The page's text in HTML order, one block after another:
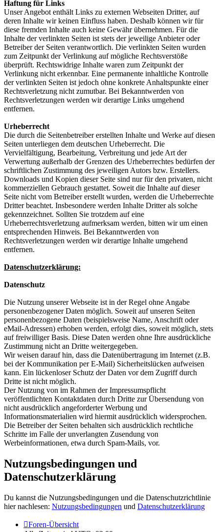
Haftung für Links
Unser Angebot enthält Links zu externen Webseiten Dritter, auf
deren Inhalte wir keinen Einfluss haben. Deshalb können wir für
diese fremden Inhalte auch keine Gewähr übernehmen. Für die
Inhalte der verlinkten Seiten ist stets der jeweilige Anbieter oder
Betreiber der Seiten verantwortlich. Die verlinkten Seiten wurden
zum Zeitpunkt der Verlinkung auf mögliche Rechtsverstöße
überprüft. Rechtswidrige Inhalte waren zum Zeitpunkt der
Verlinkung nicht erkennbar. Eine permanente inhaltliche Kontrolle
der verlinkten Seiten ist jedoch ohne konkrete Anhaltspunkte einer
Rechtsverletzung nicht zumutbar. Bei Bekanntwerden von
Rechtsverletzungen werden wir derartige Links umgehend
entfernen.
Urheberrecht
Die durch die Seitenbetreiber erstellten Inhalte und Werke auf diesen
Seiten unterliegen dem deutschen Urheberrecht. Die
Vervielfältigung, Bearbeitung, Verbreitung und jede Art der
Verwertung außerhalb der Grenzen des Urheberrechtes bedürfen der
schriftlichen Zustimmung des jeweiligen Autors bzw. Erstellers.
Downloads und Kopien dieser Seite sind nur für den privaten, nicht
kommerziellen Gebrauch gestattet. Soweit die Inhalte auf dieser
Seite nicht vom Betreiber erstellt wurden, werden die Urheberrechte
Dritter beachtet. Insbesondere werden Inhalte Dritter als solche
gekennzeichnet. Sollten Sie trotzdem auf eine
Urheberrechtsverletzung aufmerksam werden, bitten wir um einen
entsprechenden Hinweis. Bei Bekanntwerden von
Rechtsverletzungen werden wir derartige Inhalte umgehend
entfernen.
Datenschutzerklärung:
Datenschutz
Die Nutzung unserer Webseite ist in der Regel ohne Angabe
personenbezogener Daten möglich. Soweit auf unseren Seiten
personenbezogene Daten (beispielsweise Name, Anschrift oder
eMail-Adressen) erhoben werden, erfolgt dies, soweit möglich, stets
auf freiwilliger Basis. Diese Daten werden ohne Ihre ausdrückliche
Zustimmung nicht an Dritte weitergegeben.
Wir weisen darauf hin, dass die Datenübertragung im Internet (z.B.
bei der Kommunikation per E-Mail) Sicherheitslücken aufweisen
kann. Ein lückenloser Schutz der Daten vor dem Zugriff durch
Dritte ist nicht möglich.
Der Nutzung von im Rahmen der Impressumspflicht
veröffentlichten Kontaktdaten durch Dritte zur Übersendung von
nicht ausdrücklich angeforderter Werbung und
Informationsmaterialien wird hiermit ausdrücklich widersprochen.
Die Betreiber der Seiten behalten sich ausdrücklich rechtliche
Schritte im Falle der unverlangten Zusendung von
Werbeinformationen, etwa durch Spam-Mails, vor.
Nutzungsbedingungen und
Datenschutzerklärung
Du kannst die Nutzungsbedingungen und die Datenschutzrichtlinie
hier nachlesen: Nutzungsbedingungen und Datenschutzerklärung
Foren-Übersicht